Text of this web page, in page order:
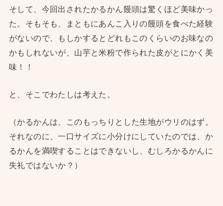
そして、今回出されたかるかん饅頭は驚くほど美味かっ
た。そもそも、まともにあんこ入りの饅頭を食べた経験
がないので、もしかするとどれもこのくらいのお味なの
かもしれないが、山芋と米粉で作られた皮がとにかく美
味！！
と、そこでわたしは考えた。
（かるかんは、このもっちりとした生地がウリのはず。
それなのに、一口サイズに小分けにしていたのでは、か
るかんを満喫することはできないし、むしろかるかんに
失礼ではないか？）